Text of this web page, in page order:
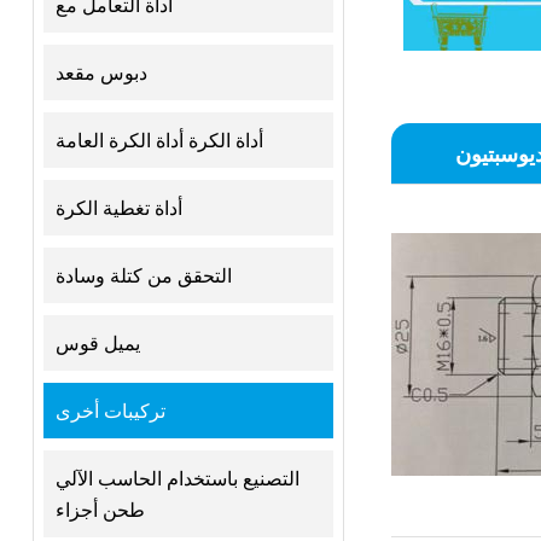
دبوس مقعد
أداة الكرة أداة الكرة العامة
أداة تغطية الكرة
التحقق من كتلة وسادة
يميل قوس
تركيبات أخرى
التصنيع باستخدام الحاسب الآلي
طحن أجزاء